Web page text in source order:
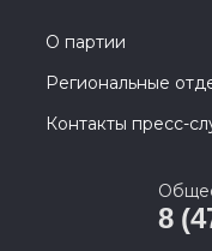
О партии
Региональные
Контакты пресс-
8